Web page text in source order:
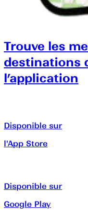
Trouve les
destinations
l’application
Disponible sur
l'App Store
Disponible sur
Google Play